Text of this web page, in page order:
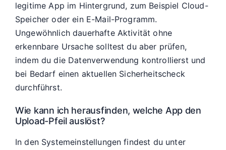
legitime App im Hintergrund, zum Beispiel Cloud-
Speicher oder ein E-Mail-Programm.
Ungewöhnlich dauerhafte Aktivität ohne
erkennbare Ursache solltest du aber prüfen,
indem du die Datenverwendung kontrollierst und
bei Bedarf einen aktuellen Sicherheitscheck
durchführst.
Wie kann ich herausfinden, welche App den
Upload-Pfeil auslöst?
In den Systemeinstellungen findest du unter